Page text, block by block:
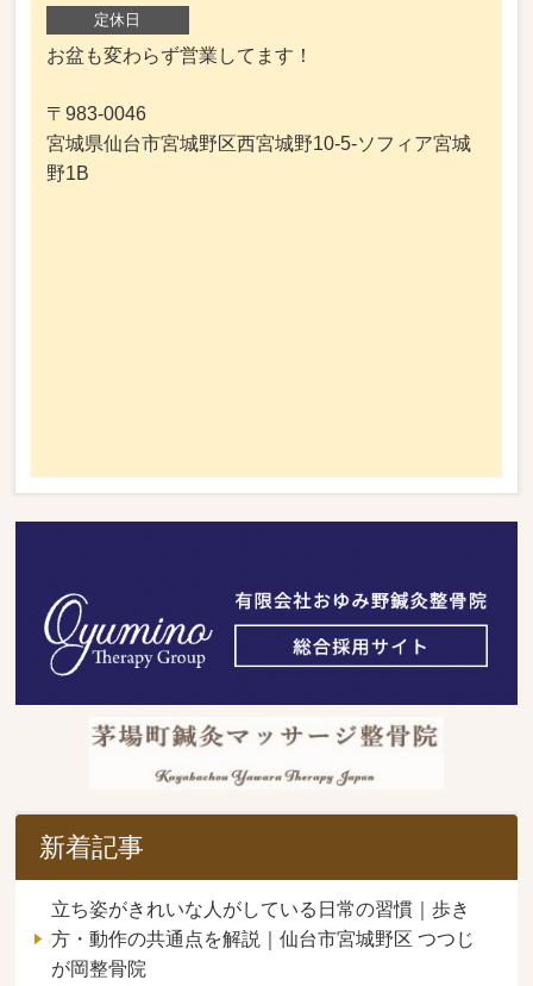
定休日
お盆も変わらず営業してます！
〒983-0046
宮城県仙台市宮城野区西宮城野10-5-ソフィア宮城
野1B
新着記事
立ち姿がきれいな人がしている日常の習慣｜歩き
方・動作の共通点を解説｜仙台市宮城野区 つつじ
が岡整骨院